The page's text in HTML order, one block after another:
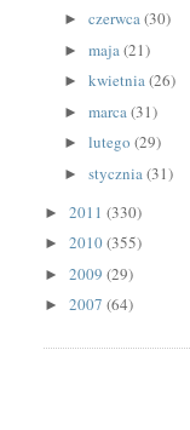
►czerwca(30)
►maja(21)
►kwietnia(26)
►marca(31)
►lutego(29)
►stycznia(31)
►2011(330)
►2010(355)
►2009(29)
►2007(64)